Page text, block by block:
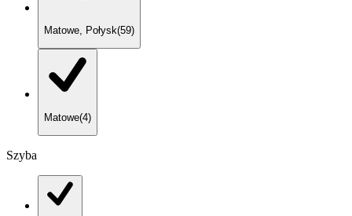
Matowe, Połysk(59)
Matowe(4)
Szyba